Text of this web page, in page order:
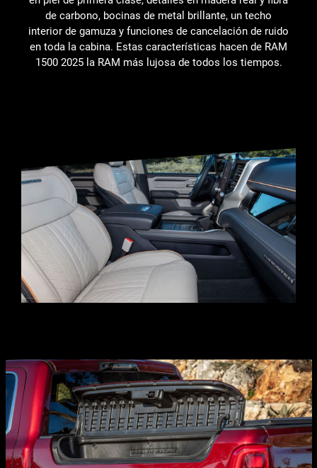
de carbono, bocinas de metal brillante, un techo
interior de gamuza y funciones de cancelación de ruido
en toda la cabina. Estas características hacen de RAM
1500 2025 la RAM más lujosa de todos los tiempos.